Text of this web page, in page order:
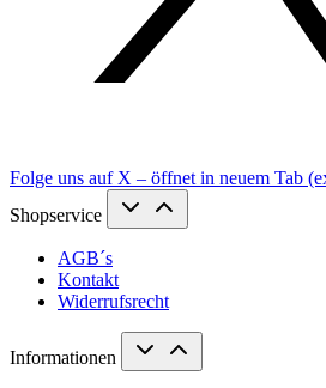
Folge uns auf X – öffnet in neuem Tab
Shopservice
AGB´s
Kontakt
Widerrufsrecht
Informationen